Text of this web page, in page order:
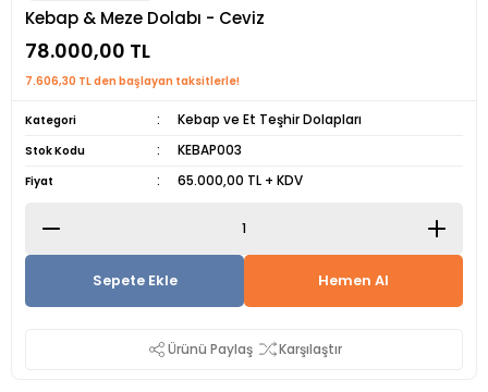
Kebap & Meze Dolabı - Ceviz
78.000,00 TL
7.606,30 TL den başlayan taksitlerle!
Kategori Kebap ve Et Teşhir Dolapları
Stok Kodu KEBAP003
Fiyat 65.000,00 TL + KDV
Sepete Ekle Hemen Al
Ürünü Paylaş Karşılaştır